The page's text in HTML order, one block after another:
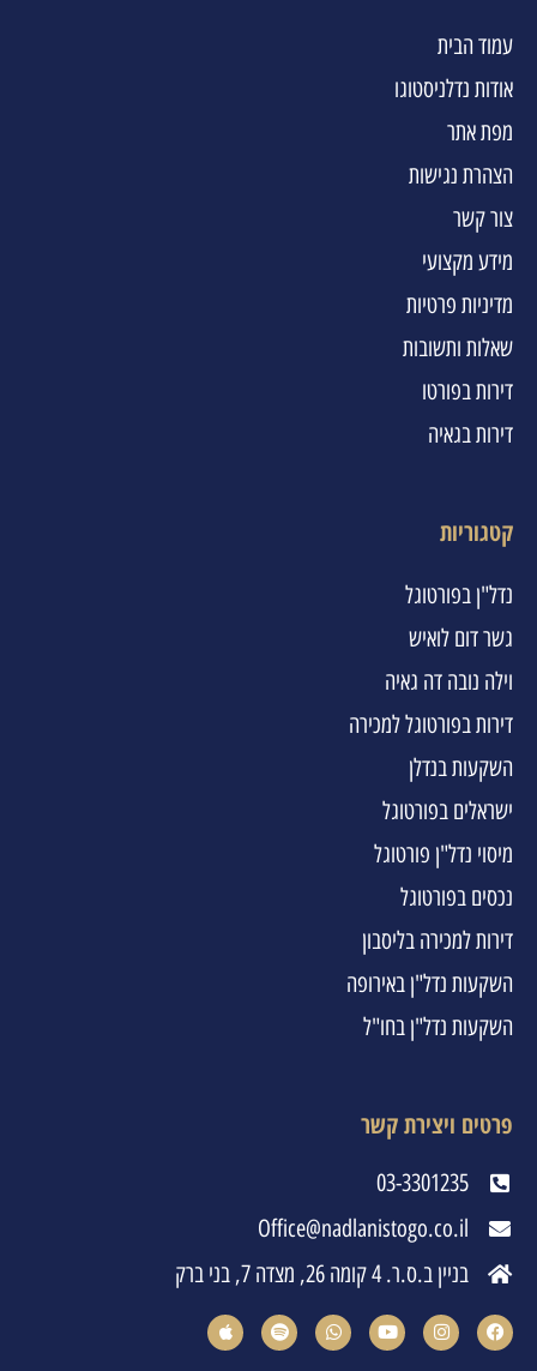
עמוד הבית
אודות נדלניסטוגו
מפת אתר
הצהרת נגישות
צור קשר
מידע מקצועי
מדיניות פרטיות
שאלות ותשובות
דירות בפורטו
דירות בגאיה
קטגוריות
נדל"ן בפורטוגל
גשר דום לואיש
וילה נובה דה גאיה
דירות בפורטוגל למכירה
השקעות בנדלן
ישראלים בפורטוגל
מיסוי נדל"ן פורטוגל
נכסים בפורטוגל
דירות למכירה בליסבון
השקעות נדל"ן באירופה
השקעות נדל"ן בחו"ל
פרטים ויצירת קשר
03-3301235
Office@nadlanistogo.co.il
בניין ב.ס.ר. 4 קומה 26, מצדה 7, בני ברק